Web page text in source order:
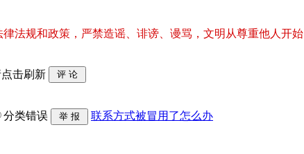
法规和政策，严禁造谣、诽谤、谩骂，文明从尊重他人开始
分类错误 联系方式被冒用了怎么办